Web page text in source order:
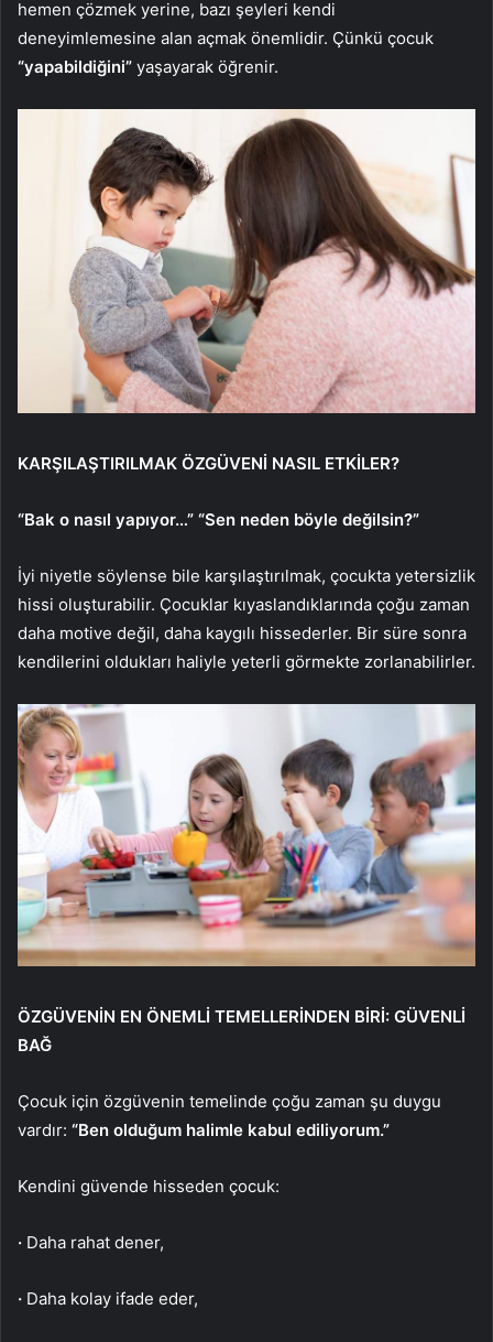
hemen çözmek yerine, bazı şeyleri kendi
deneyimlemesine alan açmak önemlidir. Çünkü çocuk
“yapabildiğini” yaşayarak öğrenir.
KARŞILAŞTIRILMAK ÖZGÜVENİ NASIL ETKİLER?
“Bak o nasıl yapıyor…” “Sen neden böyle değilsin?”
İyi niyetle söylense bile karşılaştırılmak, çocukta yetersizlik
hissi oluşturabilir. Çocuklar kıyaslandıklarında çoğu zaman
daha motive değil, daha kaygılı hissederler. Bir süre sonra
kendilerini oldukları haliyle yeterli görmekte zorlanabilirler.
ÖZGÜVENİN EN ÖNEMLİ TEMELLERİNDEN BİRİ: GÜVENLİ
BAĞ
Çocuk için özgüvenin temelinde çoğu zaman şu duygu
vardır: “Ben olduğum halimle kabul ediliyorum.”
Kendini güvende hisseden çocuk:
· Daha rahat dener,
· Daha kolay ifade eder,